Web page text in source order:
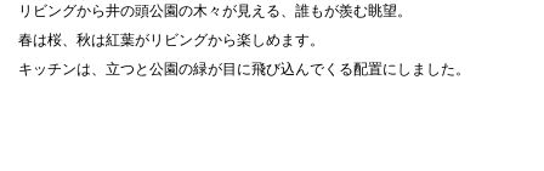
リビングから井の頭公園の木々が見える、誰もが羨む眺望。
春は桜、秋は紅葉がリビングから楽しめます。
キッチンは、立つと公園の緑が目に飛び込んでくる配置にしました。